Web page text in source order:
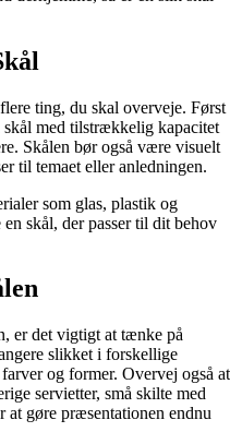
ting, du skal overveje. Først
med tilstrækkelig kapacitet
Skålen bør også være visuelt
til temaet eller anledningen.
som glas, plastik og
skål, der passer til dit behov
er det vigtigt at tænke på
slikket i forskellige
og former. Overvej også at
servietter, små skilte med
at gøre præsentationen endnu